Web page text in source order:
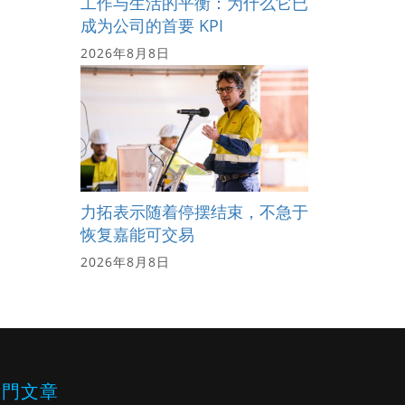
成为公司的首要 KPI
2026年8月8日
力拓表示随着停摆结束，不急于
恢复嘉能可交易
2026年8月8日
文章